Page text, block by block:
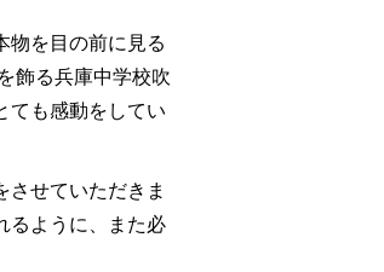
物を目の前に見る
飾る兵庫中学校吹
ても感動をしてい
せていただきま
るように、また必